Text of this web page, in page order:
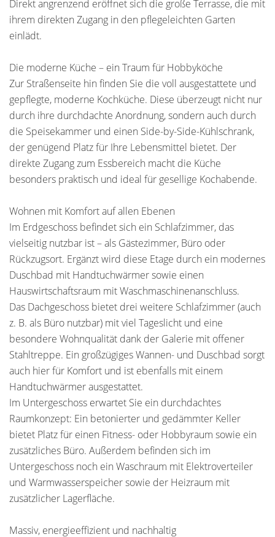
Direkt angrenzend eröffnet sich die große Terrasse, die mit
ihrem direkten Zugang in den pflegeleichten Garten
einlädt.
Die moderne Küche – ein Traum für Hobbyköche
Zur Straßenseite hin finden Sie die voll ausgestattete und
gepflegte, moderne Kochküche. Diese überzeugt nicht nur
durch ihre durchdachte Anordnung, sondern auch durch
die Speisekammer und einen Side-by-Side-Kühlschrank,
der genügend Platz für Ihre Lebensmittel bietet. Der
direkte Zugang zum Essbereich macht die Küche
besonders praktisch und ideal für gesellige Kochabende.
Wohnen mit Komfort auf allen Ebenen
Im Erdgeschoss befindet sich ein Schlafzimmer, das
vielseitig nutzbar ist – als Gästezimmer, Büro oder
Rückzugsort. Ergänzt wird diese Etage durch ein modernes
Duschbad mit Handtuchwärmer sowie einen
Hauswirtschaftsraum mit Waschmaschinenanschluss.
Das Dachgeschoss bietet drei weitere Schlafzimmer (auch
z. B. als Büro nutzbar) mit viel Tageslicht und eine
besondere Wohnqualität dank der Galerie mit offener
Stahltreppe. Ein großzügiges Wannen- und Duschbad sorgt
auch hier für Komfort und ist ebenfalls mit einem
Handtuchwärmer ausgestattet.
Im Untergeschoss erwartet Sie ein durchdachtes
Raumkonzept: Ein betonierter und gedämmter Keller
bietet Platz für einen Fitness- oder Hobbyraum sowie ein
zusätzliches Büro. Außerdem befinden sich im
Untergeschoss noch ein Waschraum mit Elektroverteiler
und Warmwasserspeicher sowie der Heizraum mit
zusätzlicher Lagerfläche.
Massiv, energieeffizient und nachhaltig